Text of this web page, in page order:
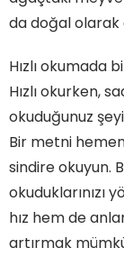
da doğal olarak
Hızlı okumada
Hızlı okurken,
okuduğunuz
Bir metni
sindire okuyun.
okuduklarınızı
hız hem de
artırmak